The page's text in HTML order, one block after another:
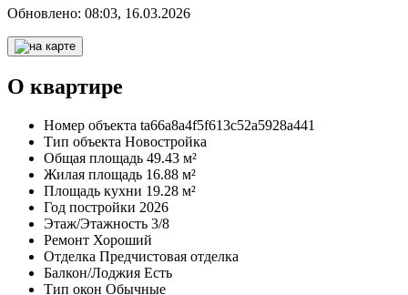
Обновлено: 08:03, 16.03.2026
О квартире
Номер объекта ta66a8a4f5f613c52a5928a441
Тип объекта Новостройка
Общая площадь 49.43 м²
Жилая площадь 16.88 м²
Площадь кухни 19.28 м²
Год постройки 2026
Этаж/Этажность 3/8
Ремонт Хороший
Отделка Предчистовая отделка
Балкон/Лоджия Есть
Тип окон Обычные